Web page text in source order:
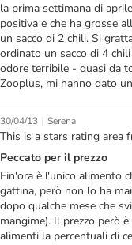
la prima settimana di
positiva e che ha grosse
un sacco di 2 chili. Si
ordinato un sacco di 4
odore terribile - quasi da
Zooplus, mi hanno dato
30/04/13 | Serena
This is a stars rating area
Peccato per il prezzo
Fin'ora è l'unico alimento
gattina, però non lo ha
dopo qualche mese che
mangime). Il prezzo però
alimenti la percentuali di